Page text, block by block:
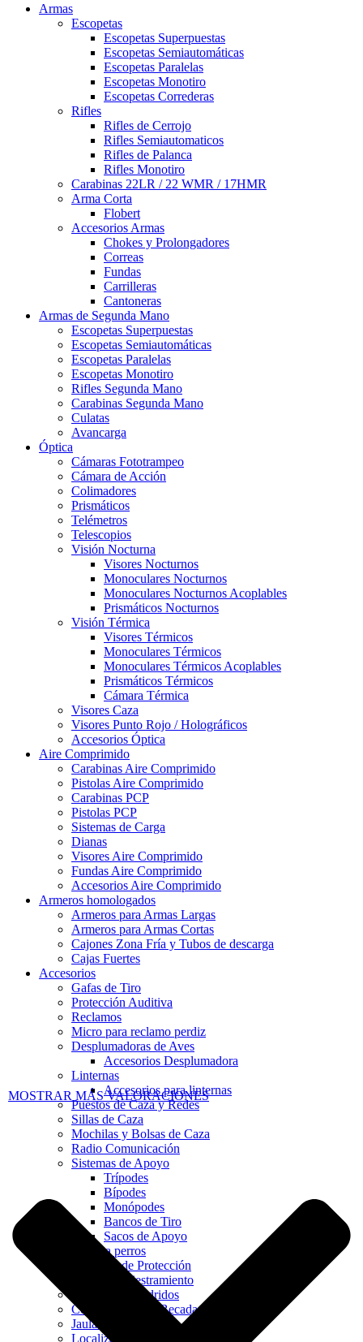
MOSTRAR MÁS VALORACIONES
Armas
Escopetas
Escopetas Superpuestas
Escopetas Semiautomáticas
Escopetas Paralelas
Escopetas Monotiro
Escopetas Correderas
Rifles
Rifles de Cerrojo
Rifles Semiautomaticos
Rifles de Palanca
Rifles Monotiro
Carabinas 22LR / 22 WMR / 17HMR
Arma Corta
Flobert
Accesorios Armas
Chokes y Prolongadores
Correas
Fundas
Carrilleras
Cantoneras
Armas de Segunda Mano
Escopetas Superpuestas
Escopetas Semiautomáticas
Escopetas Paralelas
Escopetas Monotiro
Rifles Segunda Mano
Carabinas Segunda Mano
Culatas
Avancarga
Óptica
Cámaras Fototrampeo
Cámara de Acción
Colimadores
Prismáticos
Telémetros
Telescopios
Visión Nocturna
Visores Nocturnos
Monoculares Nocturnos
Monoculares Nocturnos Acoplables
Prismáticos Nocturnos
Visión Térmica
Visores Térmicos
Monoculares Térmicos
Monoculares Térmicos Acoplables
Prismáticos Térmicos
Cámara Térmica
Visores Caza
Visores Punto Rojo / Holográficos
Accesorios Óptica
Aire Comprimido
Carabinas Aire Comprimido
Pistolas Aire Comprimido
Carabinas PCP
Pistolas PCP
Sistemas de Carga
Dianas
Visores Aire Comprimido
Fundas Aire Comprimido
Accesorios Aire Comprimido
Armeros homologados
Armeros para Armas Largas
Armeros para Armas Cortas
Cajones Zona Fría y Tubos de descarga
Cajas Fuertes
Accesorios
Gafas de Tiro
Protección Auditiva
Reclamos
Micro para reclamo perdiz
Desplumadoras de Aves
Accesorios Desplumadora
Linternas
Accesorios para linternas
Puestos de Caza y Redes
Sillas de Caza
Mochilas y Bolsas de Caza
Radio Comunicación
Sistemas de Apoyo
Trípodes
Bípodes
Monópodes
Bancos de Tiro
Sacos de Apoyo
Artículos para perros
Chalecos de Protección
Collares Adiestramiento
Collares Antiladridos
Collares Para La Becada
Jaulas de Transporte
Localizadores GPS